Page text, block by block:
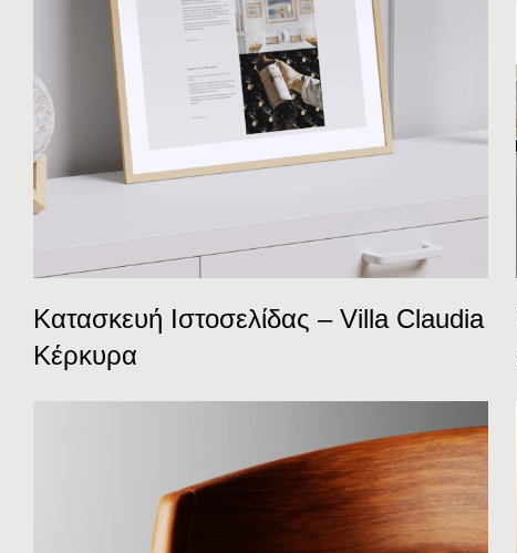
Κατασκευή Ιστοσελίδας – Villa Claudia
Κέρκυρα